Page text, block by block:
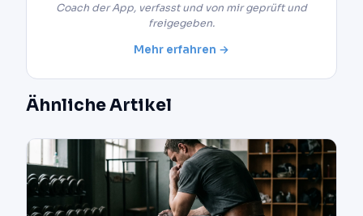
Coach der App, verfasst und von mir geprüft und
freigegeben.
Mehr erfahren →
Ähnliche Artikel